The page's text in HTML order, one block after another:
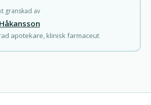
granskad av
apotekare, klinisk farmaceut